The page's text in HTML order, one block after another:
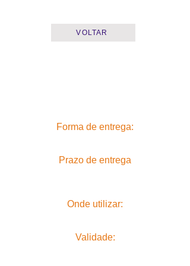
VOLTAR
Forma de entrega:
Prazo de entrega
Onde utilizar:
Validade: